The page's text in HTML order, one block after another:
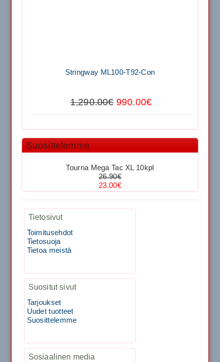
1,650.00€
Signum S-7000 Jännityskone (Jalustamalli)
1,999.00€
SIGNUM S-7000 &...
40883 Harjasosa hiekkanurmiharjaan
29.00€
Vaihto harjasosa hie...
Kirschbaum Flash Shark 200m
Käsiystäv&...
Stringway ML100-T92-Con
1,290.00€ 990.00€
39.50€ 29.00€
Kirschbaum Flash Shark 200m
Tecnifibre Sukka 3pr matala varsi / Valkoinen
Tecnifibre Razor Spin 12m
19.90€
Suosittelemme
Tourna Mega Tac XL 10kpl
26.90€
23.00€
Tietosivut
Toimitusehdot
Tietosuoja
Tietoa meistä
Suositut sivut
Tarjoukset
Uudet tuotteet
Suosittelemme
Sosiaalinen media